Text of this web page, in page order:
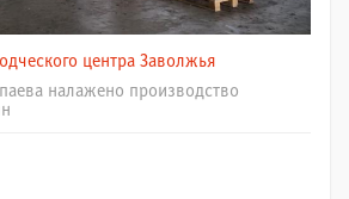
центра Заволжья
налажено производство